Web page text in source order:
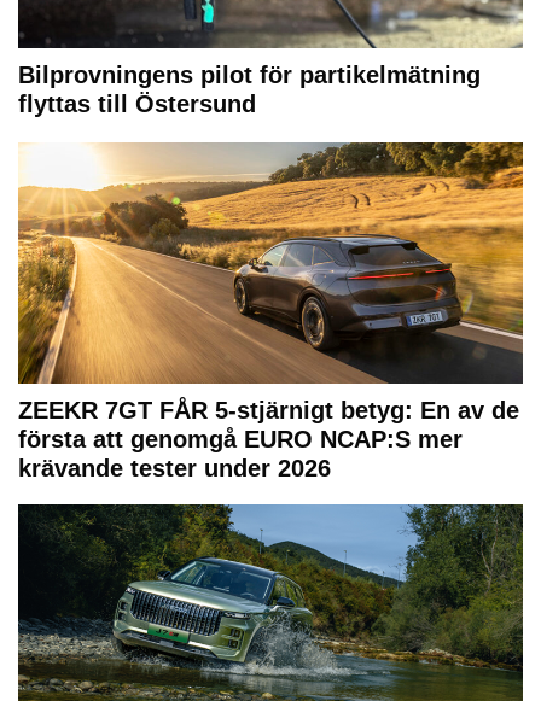
Bilprovningens pilot för partikelmätning
flyttas till Östersund
ZEEKR 7GT FÅR 5-stjärnigt betyg: En av de
första att genomgå EURO NCAP:S mer
krävande tester under 2026